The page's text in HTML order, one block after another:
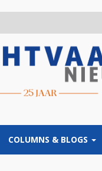
COLUMNS & BLOGS